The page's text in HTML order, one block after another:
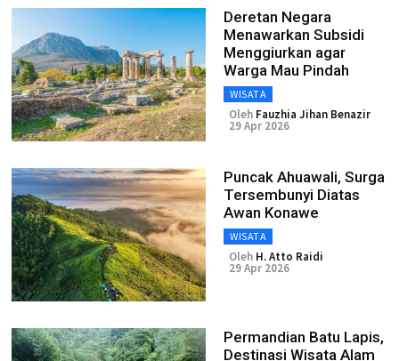
Deretan Negara
Menawarkan Subsidi
Menggiurkan agar
Warga Mau Pindah
WISATA
Oleh Fauzhia Jihan Benazir
29 Apr 2026
Puncak Ahuawali, Surga
Tersembunyi Diatas
Awan Konawe
WISATA
Oleh H. Atto Raidi
29 Apr 2026
Permandian Batu Lapis,
Destinasi Wisata Alam